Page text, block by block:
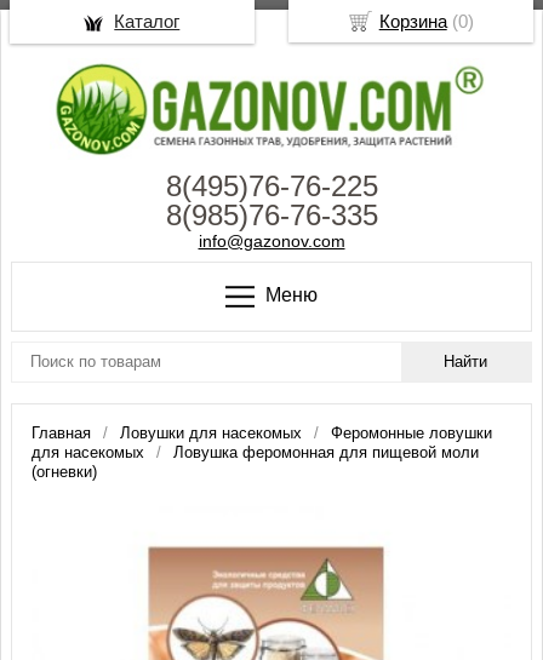
8(495)76-76-225
8(985)76-76-335
info@gazonov.com
Меню
Главная Ловушки для насекомых
Феромонные ловушки
для насекомых
Ловушка феромонная для пищевой моли
(огневки)
Корзина(0)
Каталог